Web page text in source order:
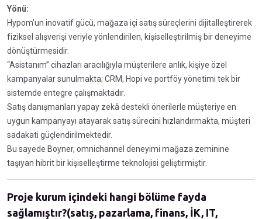
Yönü:
Hypom’un inovatif gücü, mağaza içi satış süreçlerini dijitalleştirerek
fiziksel alışverişi veriyle yönlendirilen, kişiselleştirilmiş bir deneyime
dönüştürmesidir.
“Asistanım” cihazları aracılığıyla müşterilere anlık, kişiye özel
kampanyalar sunulmakta; CRM, Hopi ve portföy yönetimi tek bir
sistemde entegre çalışmaktadır.
Satış danışmanları yapay zekâ destekli önerilerle müşteriye en
uygun kampanyayı atayarak satış sürecini hızlandırmakta, müşteri
sadakati güçlendirilmektedir.
Bu sayede Boyner, omnichannel deneyimi mağaza zeminine
taşıyan hibrit bir kişiselleştirme teknolojisi geliştirmiştir.
Proje kurum içindeki hangi bölüme fayda
sağlamıştır?(satış, pazarlama, finans, İK, IT,